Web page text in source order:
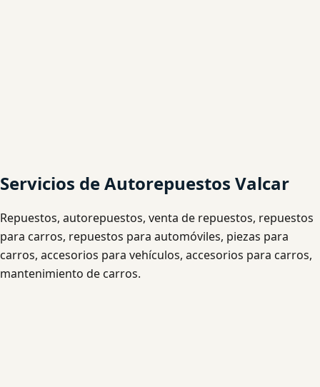
Servicios de Autorepuestos Valcar
Repuestos, autorepuestos, venta de repuestos, repuestos
para carros, repuestos para automóviles, piezas para
carros, accesorios para vehículos, accesorios para carros,
mantenimiento de carros.